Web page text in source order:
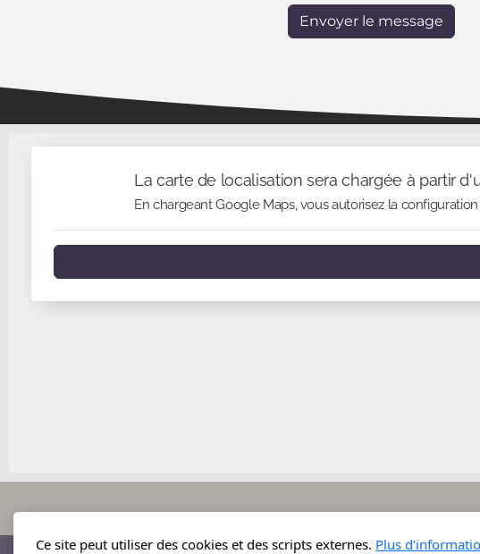
Envoyer le message
La carte de localisation sera chargée à partir
En chargeant Google Maps, vous autorisez la
Ce site peut utiliser des cookies et des scripts externes. Plus